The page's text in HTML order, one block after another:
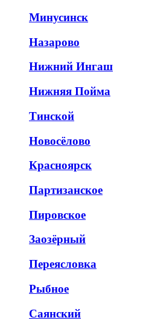
Минусинск
Назарово
Нижний Ингаш
Нижняя Пойма
Тинской
Новосёлово
Красноярск
Партизанское
Пировское
Заозёрный
Переясловка
Рыбное
Саянский